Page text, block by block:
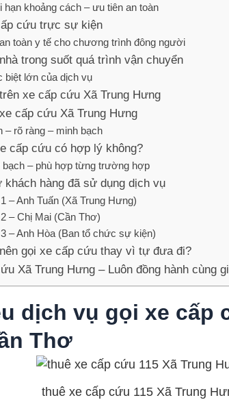
hạn khoảng cách – ưu tiên an toàn
cứu trực sự kiện
toàn y tế cho chương trình đông người
trong suốt quá trình vận chuyển
biệt lớn của dịch vụ
xe cấp cứu Xã Trung Hưng
cấp cứu Xã Trung Hưng
– rõ ràng – minh bạch
cấp cứu có hợp lý không?
bạch – phù hợp từng trường hợp
khách hàng đã sử dụng dịch vụ
– Anh Tuấn (Xã Trung Hưng)
– Chị Mai (Cần Thơ)
– Anh Hòa (Ban tổ chức sự kiện)
gọi xe cấp cứu thay vì tự đưa đi?
Xã Trung Hưng – Luôn đồng hành cùng
dịch vụ gọi xe cấp
Thơ
thuê xe cấp cứu 115 Xã Trung